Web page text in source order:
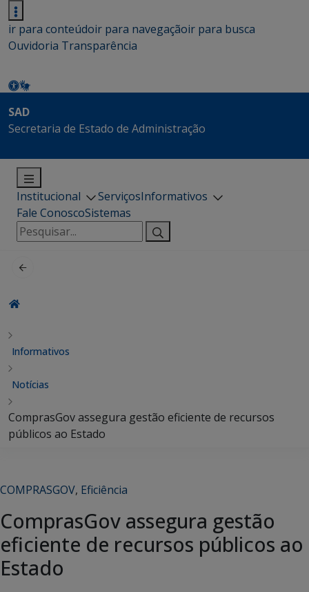
ir para conteúdoir para navegaçãoir para busca
Ouvidoria Transparência
SAD
Secretaria de Estado de Administração
Institucional ServiçosInformativos
Fale ConoscoSistemas
Pesquisar
por:
Informativos
Notícias
ComprasGov assegura gestão eficiente de recursos
públicos ao Estado
COMPRASGOV, Eficiência
ComprasGov assegura gestão
eficiente de recursos públicos ao
Estado